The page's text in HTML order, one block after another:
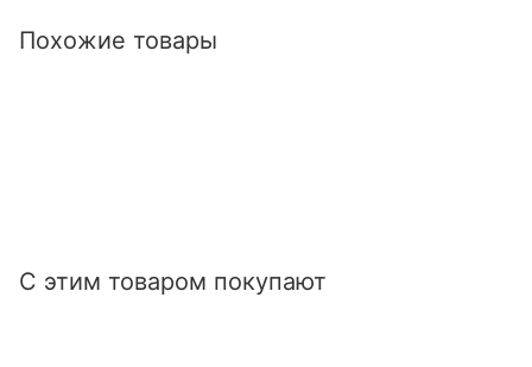
Похожие товары
С этим товаром покупают